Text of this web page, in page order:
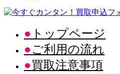
トップページ
ご利用の流れ
買取注意事項